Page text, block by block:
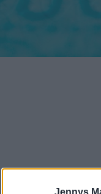
Jennys